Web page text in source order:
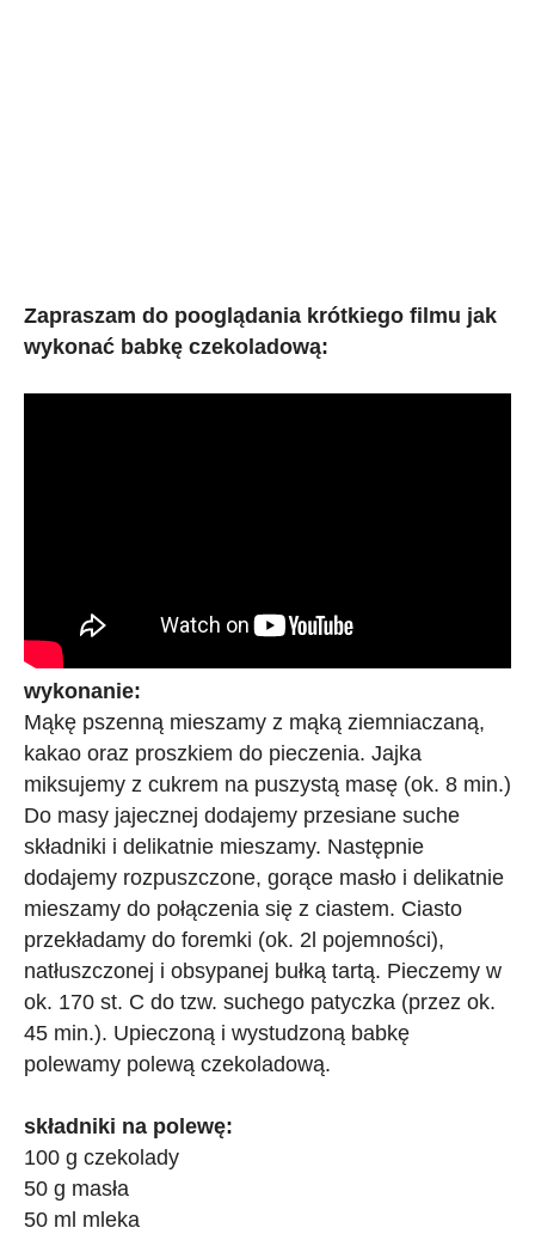
Zapraszam do pooglądania krótkiego filmu jak
wykonać babkę czekoladową:
wykonanie:
Mąkę pszenną mieszamy z mąką ziemniaczaną,
kakao oraz proszkiem do pieczenia. Jajka
miksujemy z cukrem na puszystą masę (ok. 8 min.)
Do masy jajecznej dodajemy przesiane suche
składniki i delikatnie mieszamy. Następnie
dodajemy rozpuszczone, gorące masło i delikatnie
mieszamy do połączenia się z ciastem. Ciasto
przekładamy do foremki (ok. 2l pojemności),
natłuszczonej i obsypanej bułką tartą. Pieczemy w
ok. 170 st. C do tzw. suchego patyczka (przez ok.
45 min.). Upieczoną i wystudzoną babkę
polewamy polewą czekoladową.
składniki na polewę:
100 g czekolady
50 g masła
50 ml mleka